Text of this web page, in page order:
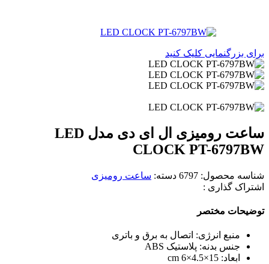
برای بزرگنمایی کلیک کنید
ساعت رومیزی ال ای دی مدل LED
CLOCK PT-6797BW
شناسه محصول: 6797 دسته: ساعت رومیزی
اشتراک گذاری :
توضیحات مختصر
منبع انرژی: اتصال به برق و باتری
جنس بدنه: پلاستیک ABS
ابعاد: 15×4.5×6 cm